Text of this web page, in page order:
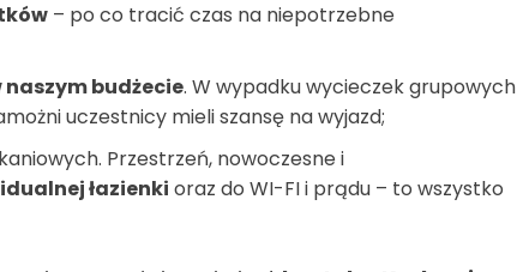
– po co tracić czas na niepotrzebne
budżecie. W wypadku wycieczek grupowych
uczestnicy mieli szansę na wyjazd;
Przestrzeń, nowoczesne i
łazienki oraz do WI-FI i prądu – to wszystko